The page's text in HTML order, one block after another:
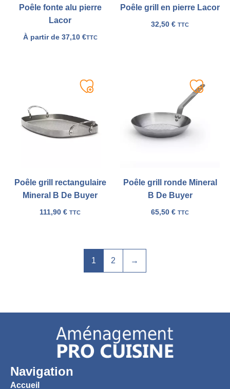
Poêle fonte alu pierre
Lacor
À partir de 37,10 €TTC
Poêle grill en pierre Lacor
32,50 € TTC
Poêle grill rectangulaire
Mineral B De Buyer
111,90 € TTC
Ajouter
Poêle grill ronde Mineral
B De Buyer
65,50 € TTC
Ajouter
à
1 2 →
Navigation
Accueil